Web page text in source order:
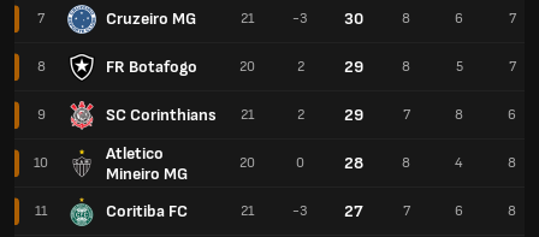
7 Cruzeiro MG
8 FR Botafogo
9 SC Corinthians
10
Atletico
Mineiro MG
11 Coritiba FC
21 -3 30 8 6 7
20 2 29 8 5 7
21 2 29 7 8 6
20 0 28 8 4 8
21 -3 27 7 6 8